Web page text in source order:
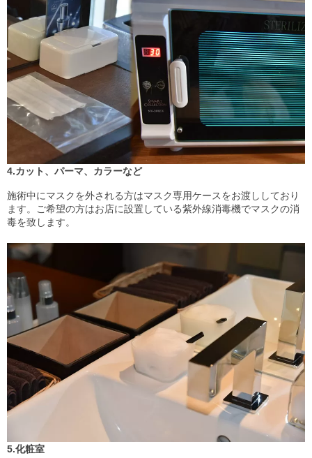
4.カット、パーマ、カラーなど
施術中にマスクを外される方はマスク専用ケースをお渡ししており
ます。ご希望の方はお店に設置している紫外線消毒機でマスクの消
毒を致します。
5.化粧室